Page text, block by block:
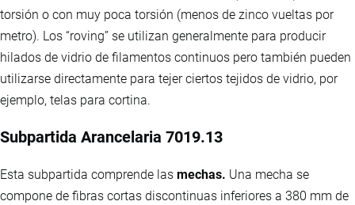
torsión o con muy poca torsión (menos de zinco vueltas por
metro). Los “roving” se utilizan generalmente para producir
hilados de vidrio de filamentos continuos pero también pueden
utilizarse directamente para tejer ciertos tejidos de vidrio, por
ejemplo, telas para cortina.
Subpartida Arancelaria 7019.13
Esta subpartida comprende las mechas. Una mecha se
compone de fibras cortas discontinuas inferiores a 380 mm de